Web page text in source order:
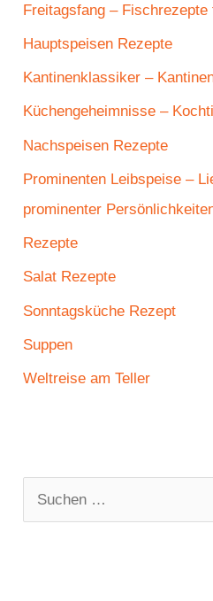
Freitagsfang – Fischrezepte
Hauptspeisen Rezepte
Kantinenklassiker –
Küchengeheimnisse –
Nachspeisen Rezepte
Prominenten Leibspeise –
prominenter
Rezepte
Salat Rezepte
Sonntagsküche Rezept
Suppen
Weltreise am Teller
u